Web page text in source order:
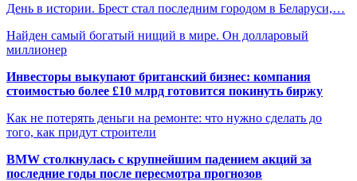
День в истории. Брест стал последним городом в Беларуси,…
Найден самый богатый нищий в мире. Он долларовый
миллионер
Инвесторы выкупают британский бизнес: компания
стоимостью более £10 млрд готовится покинуть биржу
Как не потерять деньги на ремонте: что нужно сделать до
того, как придут строители
BMW столкнулась с крупнейшим падением акций за
последние годы после пересмотра прогнозов